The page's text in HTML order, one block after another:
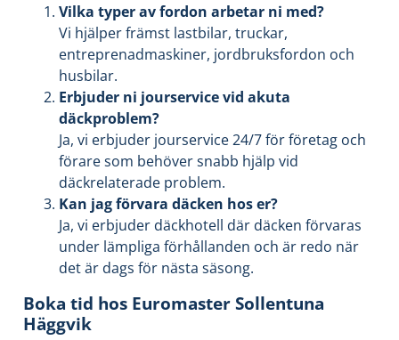
Vilka typer av fordon arbetar ni med?
Vi hjälper främst lastbilar, truckar,
entreprenadmaskiner, jordbruksfordon och
husbilar.
Erbjuder ni jourservice vid akuta
däckproblem?
Ja, vi erbjuder jourservice 24/7 för företag och
förare som behöver snabb hjälp vid
däckrelaterade problem.
Kan jag förvara däcken hos er?
Ja, vi erbjuder däckhotell där däcken förvaras
under lämpliga förhållanden och är redo när
det är dags för nästa säsong.
Boka tid hos Euromaster Sollentuna
Häggvik